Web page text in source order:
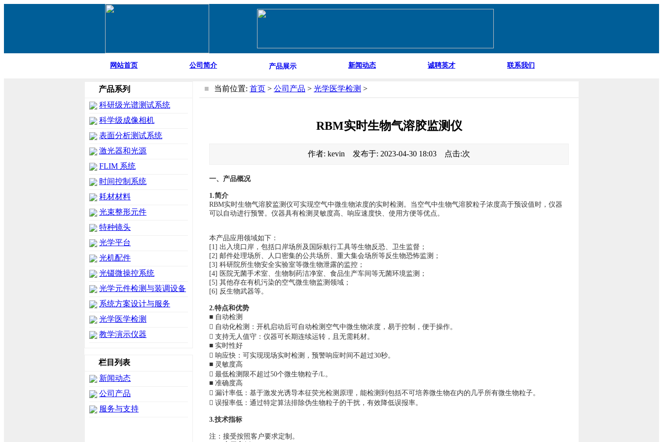
网站首页 公司简介 产品展示 新闻动态 诚聘英才 联系我们
产品系列
科研级光谱测试系统
科学级成像相机
表面分析测试系统
激光器和光源
FLIM 系统
时间控制系统
耗材材料
光束整形元件
特种镜头
光学平台
光机配件
光镊微操控系统
光学元件检测与装调设备
系统方案设计与服务
光学医学检测
教学演示仪器
栏目列表
新闻动态
公司产品
服务与支持
■ 当前位置: 首页 > 公司产品 > 光学医学检测 >
RBM实时生物气溶胶监测仪
作者: kevin 发布于: 2023-04-30 18:03 点击:次
一、产品概况
1.简介
RBM实时生物气溶胶监测仪可实现空气中微生物浓度的实时检测。当空气中生物气溶胶粒子浓度高于预设值时，仪器
可以自动进行预警。仪器具有检测灵敏度高、响应速度快、使用方便等优点。
本产品应用领域如下：
[1] 出入境口岸，包括口岸场所及国际航行工具等生物反恐、卫生监督；
[2] 邮件处理场所、人口密集的公共场所、重大集会场所等反生物恐怖监测；
[3] 科研院所生物安全实验室等微生物泄露的监控；
[4] 医院无菌手术室、生物制药洁净室、食品生产车间等无菌环境监测；
[5] 其他存在有机污染的空气微生物监测领域；
[6] 反生物武器等。
2.特点和优势
■ 自动检测
 自动化检测：开机启动后可自动检测空气中微生物浓度，易于控制，便于操作。
 支持无人值守：仪器可长期连续运转，且无需耗材。
■ 实时性好
 响应快：可实现现场实时检测，预警响应时间不超过30秒。
■ 灵敏度高
 最低检测限不超过50个微生物粒子/L。
■ 准确度高
 漏计率低：基于激发光诱导本征荧光检测原理，能检测到包括不可培养微生物在内的几乎所有微生物粒子。
 误报率低：通过特定算法排除伪生物粒子的干扰，有效降低误报率。
3.技术指标
注：接受按照客户要求定制。